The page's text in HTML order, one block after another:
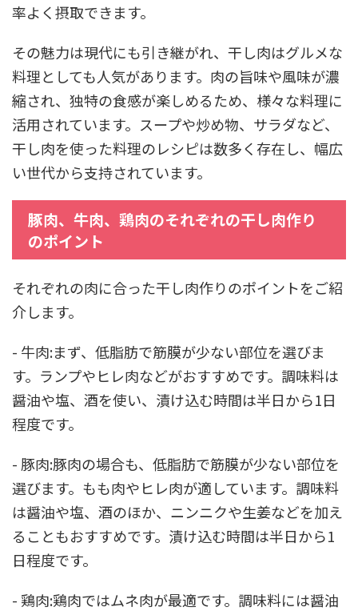
率よく摂取できます。
その魅力は現代にも引き継がれ、干し肉はグルメな
料理としても人気があります。肉の旨味や風味が濃
縮され、独特の食感が楽しめるため、様々な料理に
活用されています。スープや炒め物、サラダなど、
干し肉を使った料理のレシピは数多く存在し、幅広
い世代から支持されています。
豚肉、牛肉、鶏肉のそれぞれの干し肉作り
のポイント
それぞれの肉に合った干し肉作りのポイントをご紹
介します。
- 牛肉:まず、低脂肪で筋膜が少ない部位を選びま
す。ランプやヒレ肉などがおすすめです。調味料は
醤油や塩、酒を使い、漬け込む時間は半日から1日
程度です。
- 豚肉:豚肉の場合も、低脂肪で筋膜が少ない部位を
選びます。もも肉やヒレ肉が適しています。調味料
は醤油や塩、酒のほか、ニンニクや生姜などを加え
ることもおすすめです。漬け込む時間は半日から1
日程度です。
- 鶏肉:鶏肉ではムネ肉が最適です。調味料には醤油